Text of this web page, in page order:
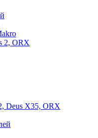
2, ORX
Deus X35, ORX